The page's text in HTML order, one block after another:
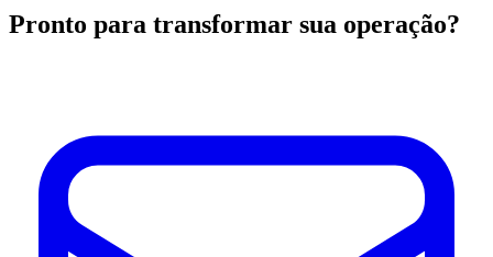
Pronto para transformar sua operação?